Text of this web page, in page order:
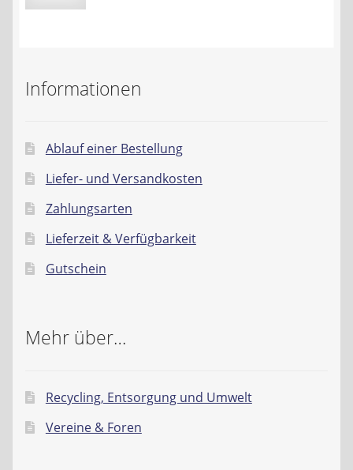
Informationen
Ablauf einer Bestellung
Liefer- und Versandkosten
Zahlungsarten
Lieferzeit & Verfügbarkeit
Gutschein
Mehr über…
Recycling, Entsorgung und Umwelt
Vereine & Foren